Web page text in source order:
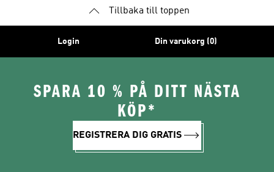
Tillbaka till toppen
Login Din varukorg (0)
SPARA 10 % PÅ DITT NÄSTA
KÖP*
REGISTRERA DIG GRATIS